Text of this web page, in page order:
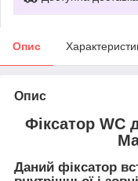
Опис
Опис
Фіксатор WC
Даний фіксатор